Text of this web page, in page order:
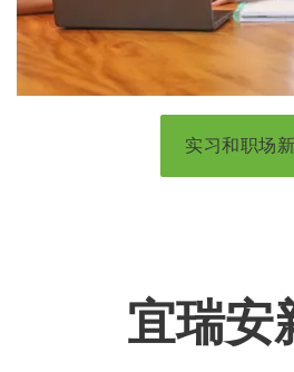
实习和职场
宜瑞安